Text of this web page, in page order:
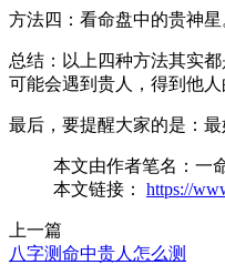
方法四：看命盘中的贵神
总结：以上四种方法其实
可能会遇到贵人，得到他
最后，要提醒大家的是：
本文由作者笔名：一
本文链接： https://
上一篇
八字测命中贵人怎么测